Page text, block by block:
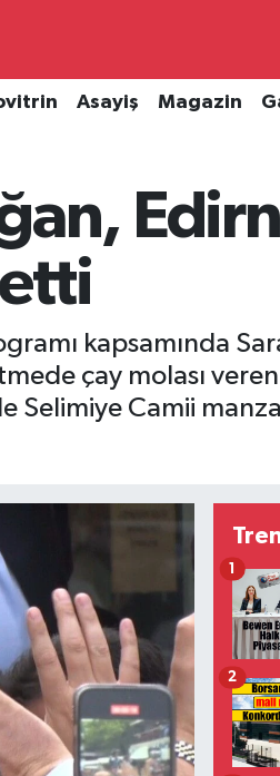
Asayiş Magazin
kapsamında
çay molası
Camii
1
2